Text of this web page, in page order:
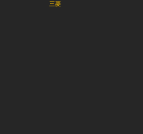
三菱